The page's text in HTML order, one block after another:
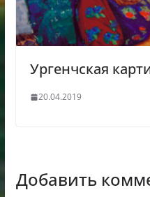
Ургенчская
20.04.2019
Добавить